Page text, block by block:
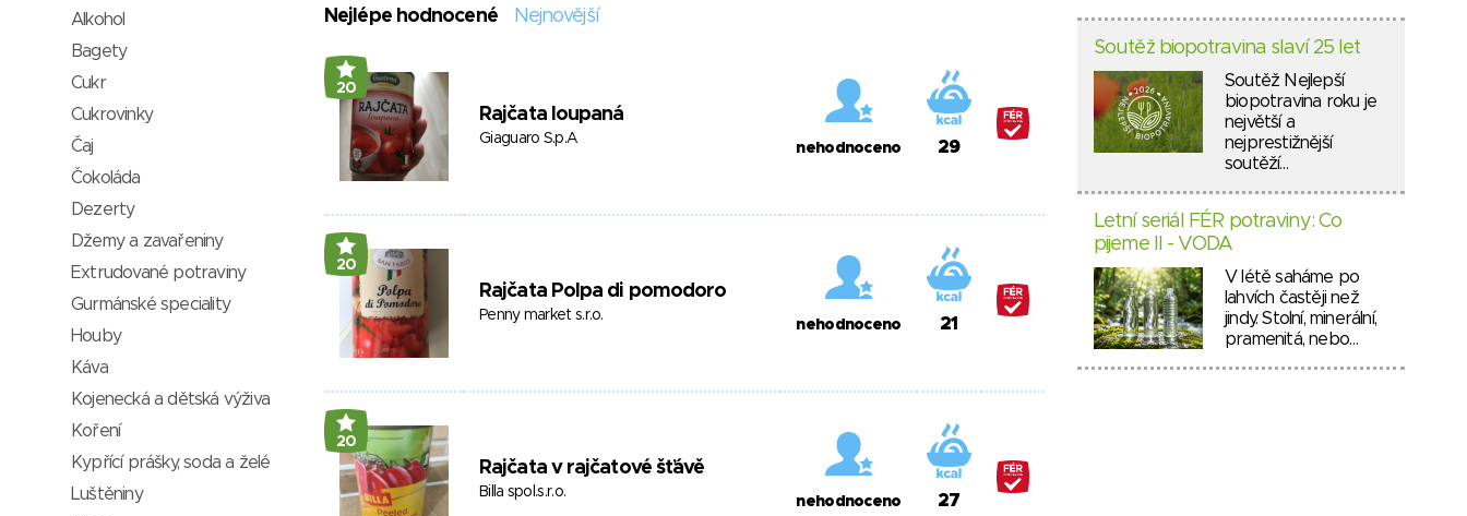
Nejlépe hodnocené Nejnovější
20
Rajčata loupaná
Giaguaro S.p.A
nehodnoceno 29
20
Rajčata Polpa di pomodoro
Penny market s.r.o.
nehodnoceno 21
20
Rajčata v rajčatové šťávě
Billa spol.s.r.o.
nehodnoceno 27
Alkohol
Bagety
Cukr
Cukrovinky
Čaj
Čokoláda
Dezerty
Džemy a zavařeniny
Extrudované potraviny
Gurmánské speciality
Houby
Káva
Kojenecká a dětská výživa
Koření
Kypřící prášky, soda a želé
Luštěniny
Soutěž biopotravina slaví 25 let
Soutěž Nejlepší
biopotravina roku je
největší a
nejprestižnější
soutěží…
Letní seriál FÉR potraviny: Co
pijeme II - VODA
V létě saháme po
lahvích častěji než
jindy. Stolní, minerální,
pramenitá, nebo…